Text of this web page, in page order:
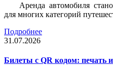
Аренда автомобиля
для многих категорий
Подробнее
31.07.2026
Билеты c QR кодом: печать